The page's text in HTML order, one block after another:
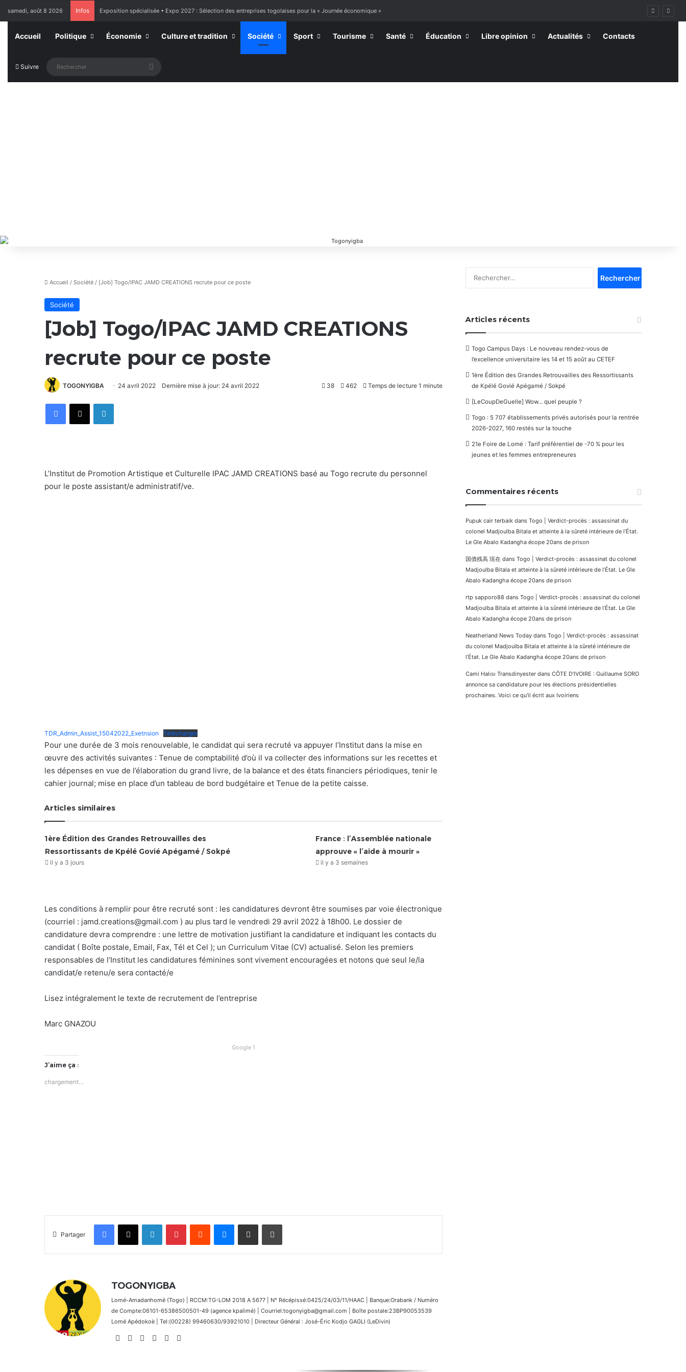
samedi, août 8 2026 Infos Exposition spécialisée • Expo 2027 : Sélection des entreprises togolaises pour la « Journée économique »
Accueil Politique Économie Culture et tradition Société Sport Tourisme Santé Éducation Libre opinion Actualités Contacts
Suivre Rechercher
Accueil / Société / [Job] Togo/IPAC JAMD CREATIONS recrute pour ce poste
Société
[Job] Togo/IPAC JAMD CREATIONS
recrute pour ce poste
TOGONYIGBA 24 avril 2022 Dernière mise à jour: 24 avril 2022 38 462 Temps de lecture 1 minute
FacebookX Linkedin
L’Institut de Promotion Artistique et Culturelle IPAC JAMD CREATIONS basé au Togo recrute du personnel
pour le poste assistant/e administratif/ve.
TDR_Admin_Assist_15042022_Exetnsion Télécharger
Pour une durée de 3 mois renouvelable, le candidat qui sera recruté va appuyer l’Institut dans la mise en
œuvre des activités suivantes : Tenue de comptabilité d’où il va collecter des informations sur les recettes et
les dépenses en vue de l’élaboration du grand livre, de la balance et des états financiers périodiques, tenir le
cahier journal; mise en place d’un tableau de bord budgétaire et Tenue de la petite caisse.
Articles similaires
1ère Édition des Grandes Retrouvailles des
Ressortissants de Kpélé Govié Apégamé / Sokpé
il y a 3 jours
France : l’Assemblée nationale
approuve « l’aide à mourir »
il y a 3 semaines
Les conditions à remplir pour être recruté sont : les candidatures devront être soumises par voie électronique
(courriel : jamd.creations@gmail.com ) au plus tard le vendredi 29 avril 2022 à 18h00. Le dossier de
candidature devra comprendre : une lettre de motivation justifiant la candidature et indiquant les contacts du
candidat ( Boîte postale, Email, Fax, Tél et Cel ); un Curriculum Vitae (CV) actualisé. Selon les premiers
responsables de l’Institut les candidatures féminines sont vivement encouragées et notons que seul le/la
candidat/e retenu/e sera contacté/e
Lisez intégralement le texte de recrutement de l’entreprise
Marc GNAZOU
Google 1
J’aime ça :
chargement…
Partager
FacebookX Linkedin PinterestReddit MessengerPartager par email Imprimer
TOGONYIGBA
Lomé-Amadanhomé (Togo) | RCCM:TG-LOM 2018 A 5677 | N° Récépissé:0425/24/03/11/HAAC | Banque:Orabank / Numéro
de Compte:06101-65386500501-49 (agence kpalimé) | Courriel:togonyigba@gmail.com | Boîte postale:23BP90053539
Lomé Apédokoè | Tel:(00228) 99460630/93921010 | Directeur Général : José-Éric Kodjo GAGLI (LeDivin)
WebsiteFacebook
X LinkedinInstagram
Articles récents
Togo Campus Days : Le nouveau rendez-vous de
l’excellence universitaire les 14 et 15 août au CETEF
1ère Édition des Grandes Retrouvailles des Ressortissants
de Kpélé Govié Apégamé / Sokpé
[LeCoupDeGuelle] Wow… quel peuple ?
Togo : 5 707 établissements privés autorisés pour la rentrée
2026-2027, 160 restés sur la touche
21e Foire de Lomé : Tarif préférentiel de -70 % pour les
jeunes et les femmes entrepreneures
Commentaires récents
Pupuk cair terbaik dans Togo | Verdict-procès : assassinat du
colonel Madjoulba Bitala et atteinte à la sûreté intérieure de l’État.
Le Gle Abalo Kadangha écope 20ans de prison
国債残高 現在 dans Togo | Verdict-procès : assassinat du colonel
Madjoulba Bitala et atteinte à la sûreté intérieure de l’État. Le Gle
Abalo Kadangha écope 20ans de prison
rtp sapporo88 dans Togo | Verdict-procès : assassinat du colonel
Madjoulba Bitala et atteinte à la sûreté intérieure de l’État. Le Gle
Abalo Kadangha écope 20ans de prison
Neatherland News Today dans Togo | Verdict-procès : assassinat
du colonel Madjoulba Bitala et atteinte à la sûreté intérieure de
l’État. Le Gle Abalo Kadangha écope 20ans de prison
Cami Halısı Transdinyester dans CÔTE D’IVOIRE : Guillaume SORO
annonce sa candidature pour les élections présidentielles
prochaines. Voici ce qu’il écrit aux Ivoiriens